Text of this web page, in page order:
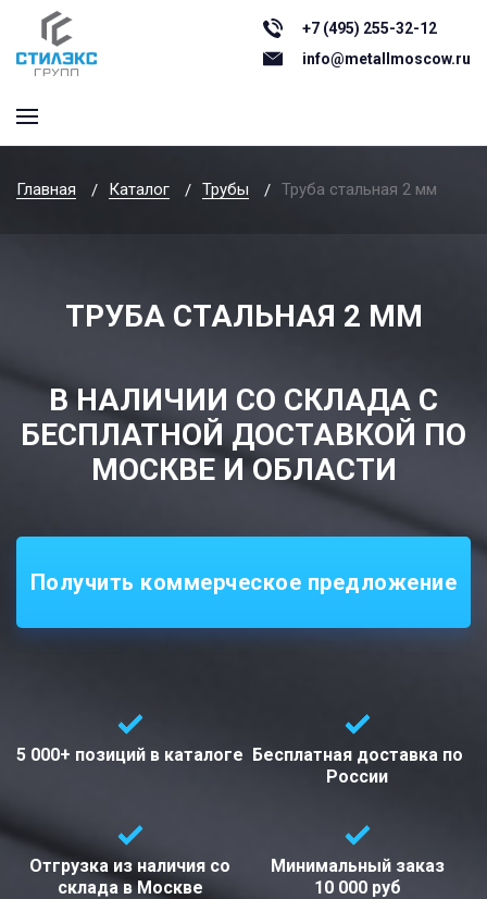
+7 (495) 255-32-12
info@metallmoscow.ru
Главная Каталог Трубы Труба стальная 2 мм
ТРУБА СТАЛЬНАЯ 2 ММ
В НАЛИЧИИ СО СКЛАДА С
БЕСПЛАТНОЙ ДОСТАВКОЙ ПО
МОСКВЕ И ОБЛАСТИ
Получить коммерческое предложение
5 000+ позиций в каталоге Бесплатная доставка по
России
Отгрузка из наличия со
склада вМоскве
Минимальный заказ
10 000 руб